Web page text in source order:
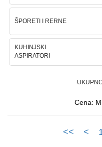
Gaming
Fotoaparati
kamere
Software
ŠPORETI I RERNE
KUHINJSKI
ASPIRATORI
Cena:
<< <